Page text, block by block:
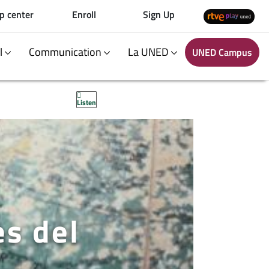
center Enroll Sign Up
Communication La UNED UNED Campus
Listen
del